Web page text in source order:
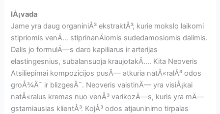
IÅ¡vada
Jame yra daug organiniÅ³ ekstraktÅ³, kurie mokslo laikomi
stipriomis venÄ… stiprinanÄiomis sudedamosiomis dalimis.
Dalis jo formulÄ—s daro kapiliarus ir arterijas
elastingesnius, subalansuoja kraujotakÄ…. Kita Neoveris
Atsiliepimai kompozicijos pusÄ— atkuria natÅ«ralÅ³ odos
groÅ¾Ä¯ ir blizgesÄ¯. Neoveris vaistinÄ— yra visiÅ¡kai
natÅ«ralus kremas nuo venÅ³ varikozÄ—s, kuris yra mÄ—
gstamiausias klientÅ³. KojÅ³ odos atjauninimo tirpalas